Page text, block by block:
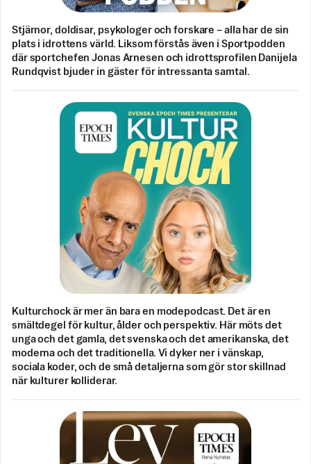
Stjärnor, doldisar, psykologer och forskare – alla har de sin
plats i idrottens värld. Liksom förstås även i Sportpodden
där sportchefen Jonas Arnesen och idrottsprofilen Danijela
Rundqvist bjuder in gäster för intressanta samtal.
Kulturchock är mer än bara en modepodcast. Det är en
smältdegel för kultur, ålder och perspektiv. Här möts det
unga och det gamla, det svenska och det amerikanska, det
moderna och det traditionella. Vi dyker ner i vänskap,
sociala koder, och de små detaljerna som gör stor skillnad
när kulturer kolliderar.